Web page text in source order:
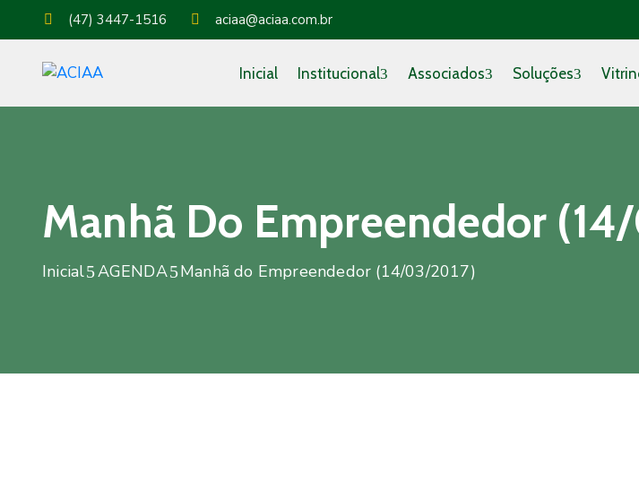
(47) 3447-1516 aciaa@aciaa.com.br
Inicial Institucional Associados Soluções
Manhã Do Empreendedor
Inicial AGENDA Manhã do Empreendedor (14/03/2017)